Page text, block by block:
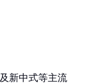
新中式等主流